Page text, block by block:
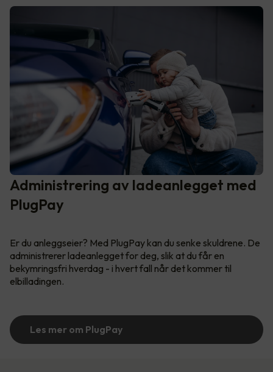
Administrering av ladeanlegget med
PlugPay
Er du anleggseier? Med PlugPay kan du senke skuldrene. De
administrerer ladeanlegget for deg, slik at du får en
bekymringsfri hverdag - i hvert fall når det kommer til
elbilladingen.
Les mer om PlugPay